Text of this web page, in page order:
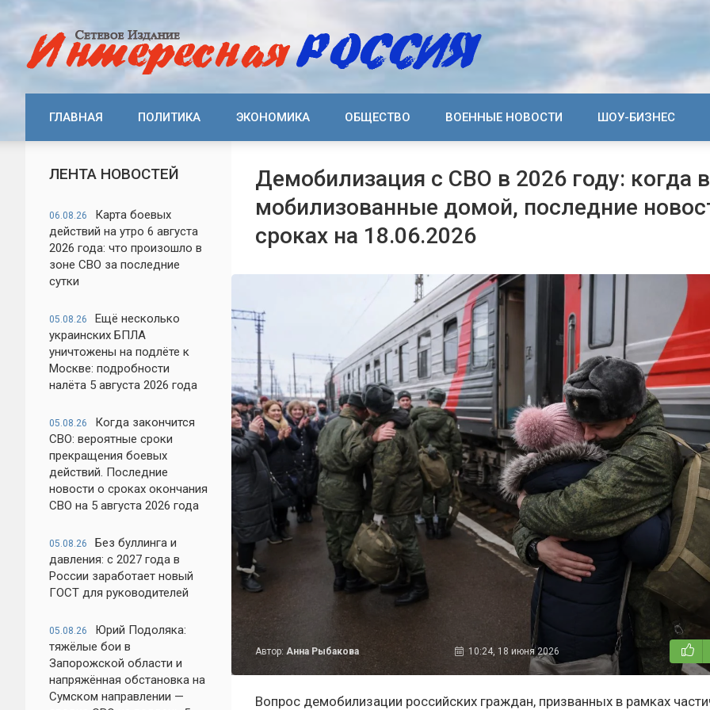
ГЛАВНАЯ ПОЛИТИКА ЭКОНОМИКА ОБЩЕСТВО ВОЕННЫЕ НОВОСТИ ШОУ-БИЗНЕС
ЛЕНТА НОВОСТЕЙ
06.08.26
Карта боевых
действий на утро 6 августа
2026 года: что произошло в
зоне СВО за последние
сутки
05.08.26
Ещё несколько
украинских БПЛА
уничтожены на подлёте к
Москве: подробности
налёта 5 августа 2026 года
05.08.26
Когда закончится
СВО: вероятные сроки
прекращения боевых
действий. Последние
новости о сроках окончания
СВО на 5 августа 2026 года
05.08.26
Без буллинга и
давления: с 2027 года в
России заработает новый
ГОСТ для руководителей
05.08.26
Юрий Подоляка:
тяжёлые бои в
Запорожской области и
напряжённая обстановка на
Сумском направлении —
Демобилизация с СВО в 2026 году: когда
мобилизованные домой, последние
сроках на 18.06.2026
Автор: Анна Рыбакова 10:24, 18 июня 2026
Вопрос демобилизации российских граждан, призванных в рамках